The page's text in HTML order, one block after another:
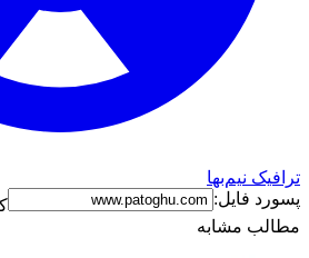
نیم‌بها
فایل:
کپی شد
مشابه